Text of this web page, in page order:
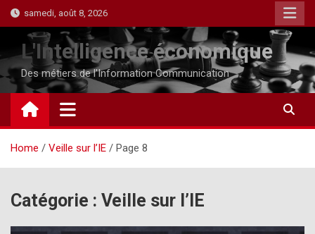
Skip
to
content
samedi, août 8, 2026
L'Intelligence économique
Des métiers de l'Information Communication
Home Veille sur l’IE Page 8
Catégorie : Veille sur l’IE